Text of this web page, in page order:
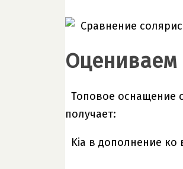
Оцениваем
Топовое оснащение
получает:
Kia в дополнение ко